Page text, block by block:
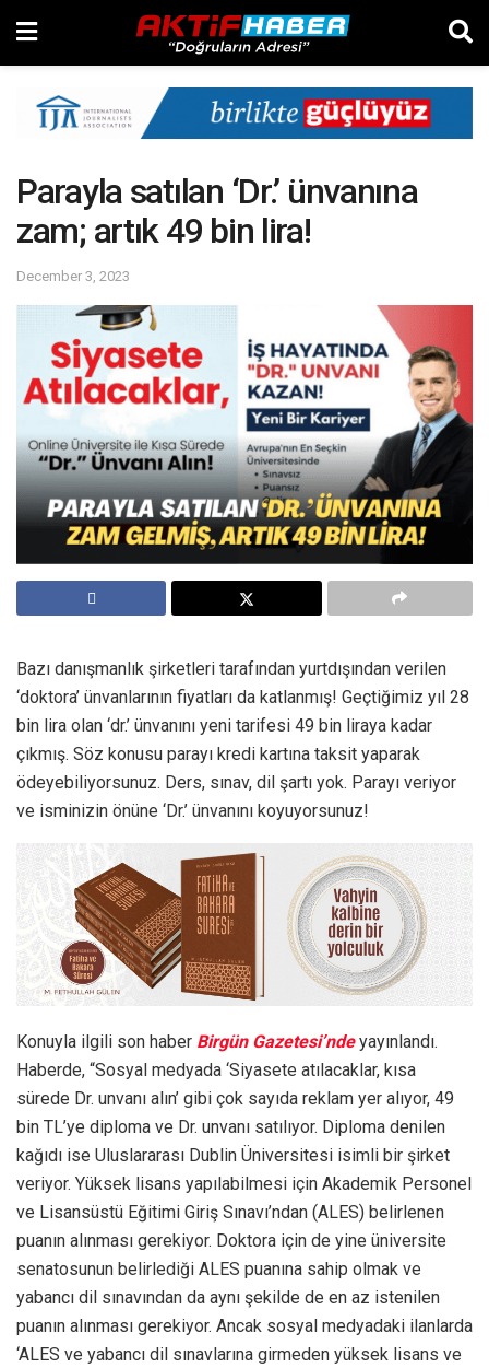
Parayla satılan ‘Dr.’ ünvanına
zam; artık 49 bin lira!
December 3, 2023
Bazı danışmanlık şirketleri tarafından yurtdışından verilen
‘doktora’ ünvanlarının fiyatları da katlanmış! Geçtiğimiz yıl 28
bin lira olan ‘dr.’ ünvanını yeni tarifesi 49 bin liraya kadar
çıkmış. Söz konusu parayı kredi kartına taksit yaparak
ödeyebiliyorsunuz. Ders, sınav, dil şartı yok. Parayı veriyor
ve isminizin önüne ‘Dr.’ ünvanını koyuyorsunuz!
Konuyla ilgili son haber Birgün Gazetesi’ndeyayınlandı.
Haberde, “Sosyal medyada ‘Siyasete atılacaklar, kısa
sürede Dr. unvanı alın’ gibi çok sayıda reklam yer alıyor, 49
bin TL’ye diploma ve Dr. unvanı satılıyor. Diploma denilen
kağıdı ise Uluslararası Dublin Üniversitesi isimli bir şirket
veriyor. Yüksek lisans yapılabilmesi için Akademik Personel
ve Lisansüstü Eğitimi Giriş Sınavı’ndan (ALES) belirlenen
puanın alınması gerekiyor. Doktora için de yine üniversite
senatosunun belirlediği ALES puanına sahip olmak ve
yabancı dil sınavından da aynı şekilde de en az istenilen
puanın alınması gerekiyor. Ancak sosyal medyadaki ilanlarda
‘ALES ve yabancı dil sınavlarına girmeden yüksek lisans ve